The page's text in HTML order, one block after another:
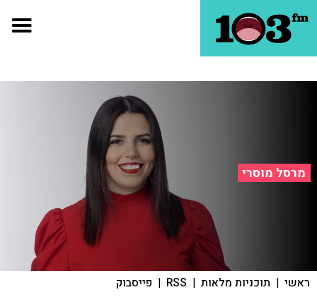
מרסל מוסרי
ראשי | תוכניות מלאות |
RSS
| פייסבוק